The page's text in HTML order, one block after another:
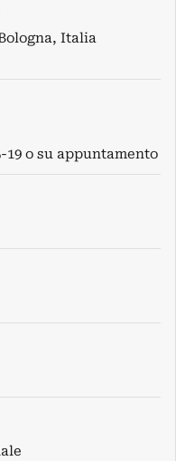
Italia
19 o su appuntamento